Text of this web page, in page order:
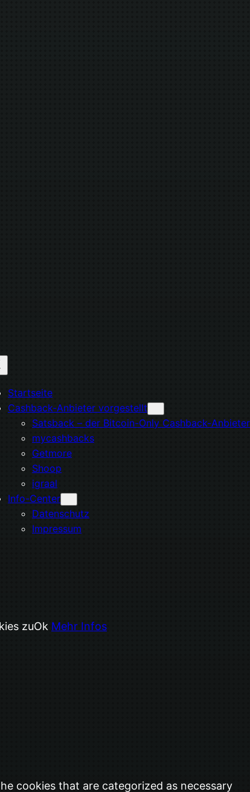
Startseite
Cashback-Anbieter vorgestellt
Satsback – der Bitcoin-Only Cashback-Anbieter
mycashbacks
Getmore
Shoop
igraal
Info-Center
Datenschutz
Impressum
zuOk Mehr Infos
cookies that are categorized as necessary